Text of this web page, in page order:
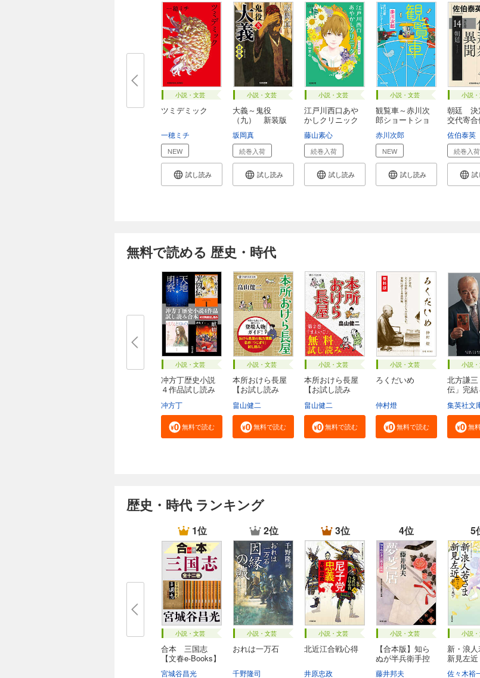
小説・文芸
ツミデミック
一穂ミチ
NEW
試し読み
小説・文芸
大義～鬼役
（九） 新装版
坂岡真
続巻入荷
試し読み
小説・文芸
江戸川西口あや
かしクリニック
藤山素心
続巻入荷
試し読み
小説・文芸
観覧車～赤川次
郎ショートショ
赤川次郎
NEW
試し読み
小説
朝廷 決
交代寄
佐伯泰英
続巻入荷
試
無料で読める 歴史・時代
小説・文芸
冲方丁歴史小説
４作品試し読み
冲方丁
無料で読む
小説・文芸
本所おけら長屋
【お試し読み
畠山健二
無料で読む
小説・文芸
本所おけら長屋
【お試し読み
畠山健二
無料で読む
小説・文芸
ろくだいめ
仲村燈
無料で読む
小説
北方謙
伝」完
集英社文
無
歴史・時代 ランキング
1位
小説・文芸
合本 三国志
【文春e-Books】
宮城谷昌光
2位
小説・文芸
おれは一万石
千野隆司
3位
小説・文芸
北近江合戦心得
井原忠政
4位
小説・文芸
【合本版】知ら
ぬが半兵衛手控
藤井邦夫
5
小説
新・浪人
新見左近
佐々木裕